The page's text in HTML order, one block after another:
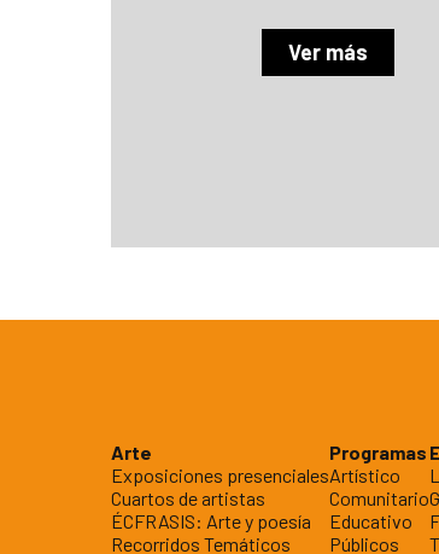
Ver más
Arte
Exposiciones presenciales
Cuartos de artistas
ÉCFRASIS: Arte y poesía
Recorridos Temáticos
Programas
Artístico
Comunitario
Educativo
Públicos